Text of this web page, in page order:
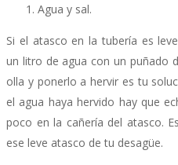
Agua y sal.
Si el atasco en la tubería es
un litro de agua con un puñado
olla y ponerlo a hervir es tu
el agua haya hervido hay que
poco en la cañería del atasco.
ese leve atasco de tu desagüe.